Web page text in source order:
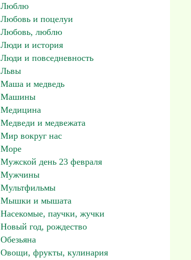
Люблю
Любовь и поцелуи
Любовь, люблю
Люди и история
Люди и повседневность
Львы
Маша и медведь
Машины
Медицина
Медведи и медвежата
Мир вокруг нас
Море
Мужской день 23 февраля
Мужчины
Мультфильмы
Мышки и мышата
Насекомые, паучки, жучки
Новый год, рождество
Обезьяна
Овощи, фрукты, кулинария